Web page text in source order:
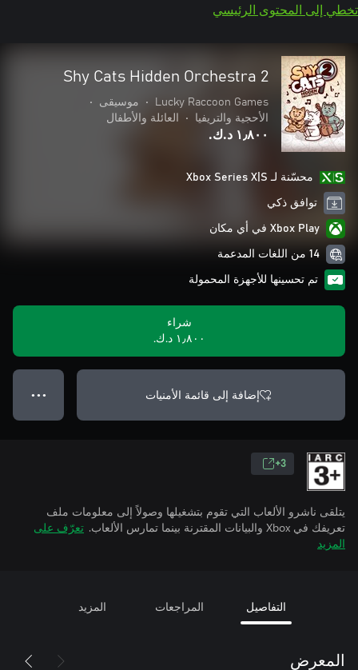
تخطي إلى المحتوى الرئيسي
Shy Cats Hidden Orchestra 2
Lucky Raccoon Games
• موسيقى
•
الأحجية والتريفيا
• العائلة والأطفال
١٫٨٠٠ د.ك.‏
محسّنة لـ Xbox Series X|S
توافق ذكي
Xbox Play في أي مكان
14 من اللغات المدعمة
تم تحسينها للأجهزة المحمولة
شراء
١٫٨٠٠ د.ك.‏
إضافة إلى قائمة الأمنيات ● ● ●
3+
يتلقى ناشرو الألعاب التي تقوم بتشغيلها وصولاً إلى معلومات ملف
تعريفك في Xbox والبيانات المقترنة بينما تمارس الألعاب.
تعرّف على
المزيد
التفاصيل المراجعات المزيد
المعرض